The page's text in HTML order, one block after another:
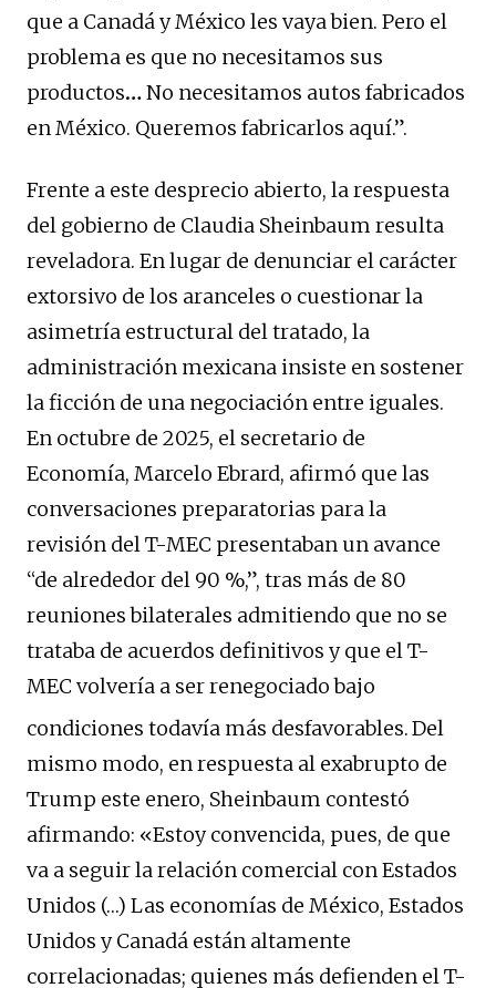
que a Canadá y México les vaya bien. Pero el
problema es que no necesitamos sus
productos…No necesitamos autos fabricados
en México. Queremos fabricarlos aquí.”.
Frente a este desprecio abierto, la respuesta
del gobierno de Claudia Sheinbaum resulta
reveladora. En lugar de denunciar el carácter
extorsivo de los aranceles o cuestionar la
asimetría estructural del tratado, la
administración mexicana insiste en sostener
la ficción de una negociación entre iguales.
En octubre de 2025, el secretario de
Economía, Marcelo Ebrard, afirmó que las
conversaciones preparatorias para la
revisión del T-MEC presentaban un avance
“de alrededor del 90 %,”, tras más de 80
reuniones bilaterales admitiendo que no se
trataba de acuerdos definitivos y que el T-
MEC volvería a ser renegociado bajo
condiciones todavía más desfavorables.Del
mismo modo, en respuesta al exabrupto de
Trump este enero, Sheinbaum contestó
afirmando: «Estoy convencida, pues, de que
va a seguir la relación comercial con Estados
Unidos (…) Las economías de México, Estados
Unidos y Canadá están altamente
correlacionadas; quienes más defienden el T-